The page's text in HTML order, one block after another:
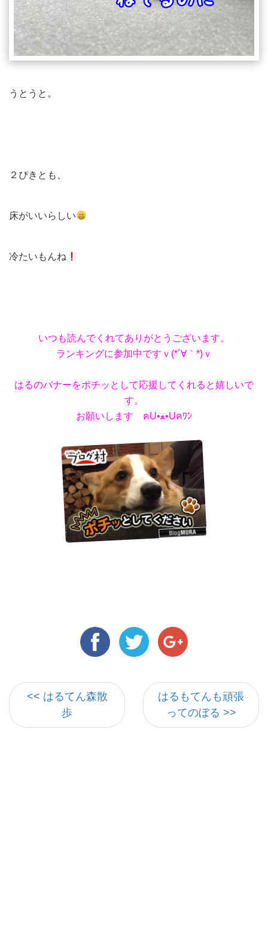
うとうと。
２ぴきとも、
床がいいらしい
冷たいもんね
いつも読んでくれてありがとうございます。
ランキングに参加中ですｖ(*´∀｀*)ｖ
はるのバナーをポチッとして応援してくれると嬉しいで
す。
お願いします ฅU•ﻌ•Uฅﾜﾝ
<< はるてん森散
歩
はるもてんも頑張
ってのぼる >>